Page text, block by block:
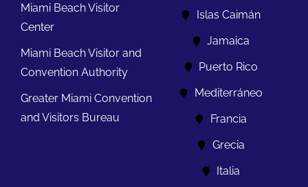
Miami Beach Visitor
Center
Miami Beach Visitor and
Convention Authority
Greater Miami Convention
and Visitors Bureau
Islas Caimán
Jamaica
Puerto Rico
Mediterráneo
Francia
Grecia
Italia